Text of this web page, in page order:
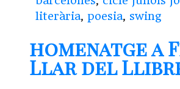
literària, poesia, swing
homenatge a
Llar del Llibre